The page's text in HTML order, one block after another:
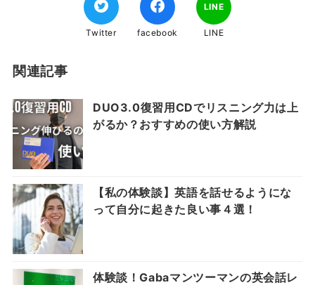
Twitter facebook
LINE
LINE
関連記事
DUO3.0復習用CDでリスニング力は上
がるか？おすすめの使い方解説
【私の体験談】英語を話せるようにな
って自分に起きた良い事４選！
体験談！Gabaマンツーマンの英会話レ